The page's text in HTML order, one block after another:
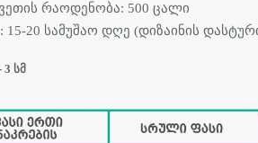
რაოდენობა: 500 ცალი
20 სამუშაო დღე (დიზაინის
3 სმ